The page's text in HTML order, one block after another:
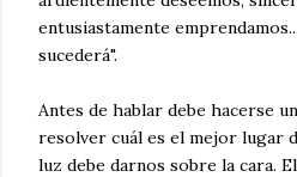
entusiastamente
sucederá".
Antes de hablar debe hacerse
resolver cuál es el mejor lugar
luz debe darnos sobre la cara.